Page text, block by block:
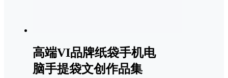
高端VI品牌纸袋手机电
脑手提袋文创作品集